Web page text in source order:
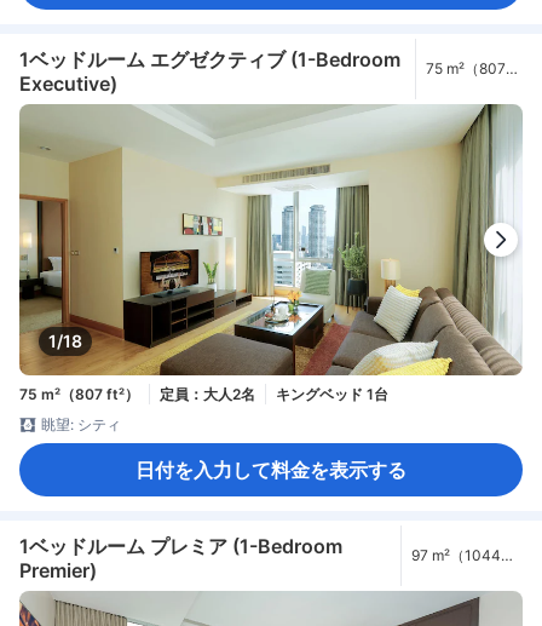
1ベッドルーム エグゼクティブ (1-Bedroom
Executive)
75 m²（807
1/18
75 m²（807 ft²） 定員：大人2名
キングベッド 1台
眺望: シティ
日付を入力して料金を表示する
1ベッドルーム プレミア (1-Bedroom
Premier)
97 m²（1044